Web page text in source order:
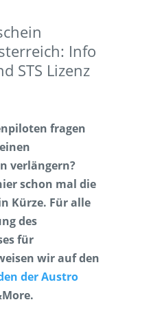
Info
STS Lizenz
fragen
verlängern?
schon mal die
Kürze. Für alle
des
für
wir auf den
der Austro